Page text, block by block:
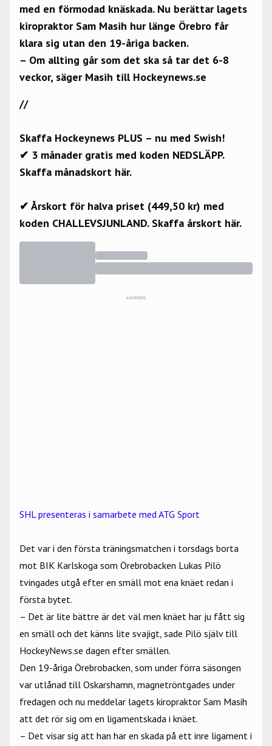
med en förmodad knäskada. Nu berättar lagets
kiropraktor Sam Masih hur länge Örebro får
klara sig utan den 19-åriga backen.
– Om allting går som det ska så tar det 6-8
veckor, säger Masih till Hockeynews.se
//
Skaffa Hockeynews PLUS – nu med Swish!
✔ 3 månader gratis med koden NEDSLÄPP.
Skaffa månadskort här.
✔ Årskort för halva priset (449,50 kr) med
koden CHALLEVSJUNLAND. Skaffa årskort här.
ANNONS
SHL presenteras i samarbete med ATG Sport
Det var i den första träningsmatchen i torsdags borta
mot BIK Karlskoga som Örebrobacken Lukas Pilö
tvingades utgå efter en smäll mot ena knäet redan i
första bytet.
– Det är lite bättre är det väl men knäet har ju fått sig
en smäll och det känns lite svajigt, sade Pilö själv till
HockeyNews.se dagen efter smällen.
Den 19-åriga Örebrobacken, som under förra säsongen
var utlånad till Oskarshamn, magnetröntgades under
fredagen och nu meddelar lagets kiropraktor Sam Masih
att det rör sig om en ligamentskada i knäet.
– Det visar sig att han har en skada på ett inre ligament i